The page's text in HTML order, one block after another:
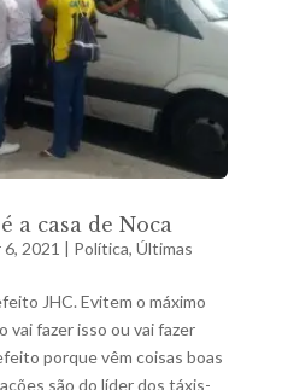
a casa de Noca
6, 2021 | Política, Últimas
JHC. Evitem o máximo
vai fazer isso ou vai fazer
porque vêm coisas boas
são do líder dos táxis-